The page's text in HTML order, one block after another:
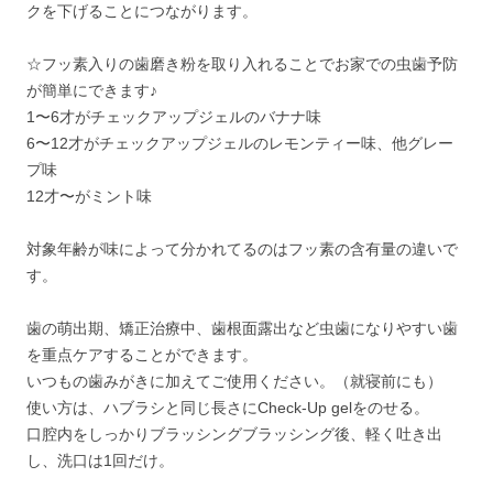
クを下げることにつながります。
☆フッ素入りの歯磨き粉を取り入れることでお家での虫歯予防
が簡単にできます♪
1〜6才がチェックアップジェルのバナナ味
6〜12才がチェックアップジェルのレモンティー味、他グレー
プ味
12才〜がミント味
対象年齢が味によって分かれてるのはフッ素の含有量の違いで
す。
歯の萌出期、矯正治療中、歯根面露出など虫歯になりやすい歯
を重点ケアすることができます。
いつもの歯みがきに加えてご使用ください。（就寝前にも）
使い方は、ハブラシと同じ長さにCheck-Up gelをのせる。
口腔内をしっかりブラッシングブラッシング後、軽く吐き出
し、洗口は1回だけ。